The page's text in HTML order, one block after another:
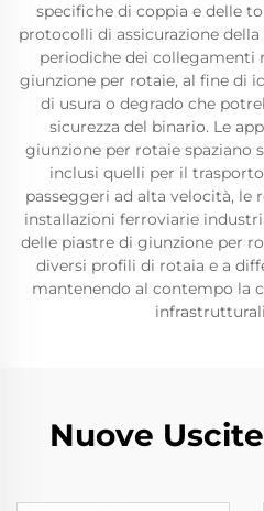
specifiche di coppia e delle
protocolli di assicurazione
periodiche dei collegamenti
giunzione per rotaie, al fine di
di usura o degrado che
sicurezza del binario. Le
giunzione per rotaie spaziano
inclusi quelli per il
passeggeri ad alta velocità, le
installazioni ferroviarie
delle piastre di giunzione per
diversi profili di rotaia e a
mantenendo al contempo la
Nuove